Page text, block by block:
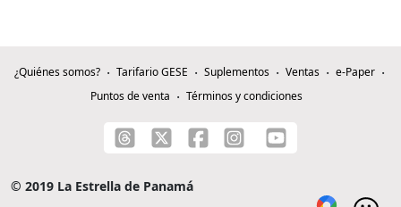
¿Quiénes somos? Tarifario GESE Suplementos Ventas
e-Paper
Puntos de venta
Términos y condiciones
© 2019 La Estrella de Panamá